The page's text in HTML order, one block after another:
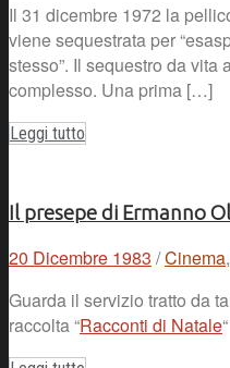
Il 31 dicembre 1972 la
viene sequestrata per
stesso”. Il sequestro da
complesso. Una prima […]
Leggi tutto
Il presepe di Ermanno
20 Dicembre 1983 /Cinema,
Guarda il servizio tratto da
raccolta “Racconti di Natale“